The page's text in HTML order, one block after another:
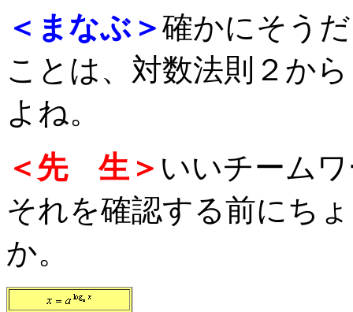
＜まなぶ＞確かにそう
ことは、対数法則２か
よね。
＜先 生＞ いいチーム
それを確認する前にち
か。